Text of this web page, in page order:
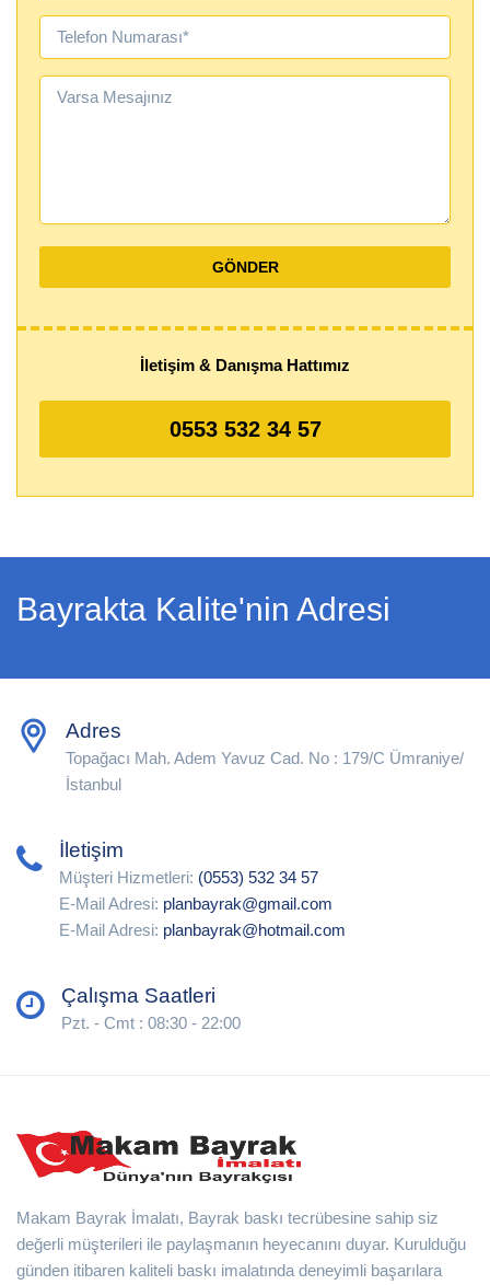
İletişim & Danışma Hattımız
0553 532 34 57
Bayrakta Kalite'nin Adresi
Adres
Topağacı Mah. Adem Yavuz Cad. No : 179/C Ümraniye/
İstanbul
İletişim
Müşteri Hizmetleri: (0553) 532 34 57
E-Mail Adresi: planbayrak@gmail.com
E-Mail Adresi: planbayrak@hotmail.com
Çalışma Saatleri
Pzt. - Cmt : 08:30 - 22:00
Makam Bayrak İmalatı, Bayrak baskı tecrübesine sahip siz
değerli müşterileri ile paylaşmanın heyecanını duyar. Kurulduğu
günden itibaren kaliteli baskı imalatında deneyimli başarılara